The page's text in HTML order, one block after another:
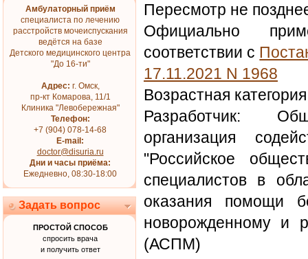
Амбулаторный приём
специалиста по лечению
расстройств мочеиспускания
ведётся на базе
Детского медицинского центра
"До 16-ти"
Адрес: г. Омск,
пр-кт Комарова, 11/1
Клиника "Левобережная"
Телефон:
+7 (904) 078-14-68
E-mail:
doctor@disuria.ru
Дни и часы приёма:
Ежедневно, 08:30-18:00
Задать вопрос
ПРОСТОЙ СПОСОБ
спросить врача
и получить ответ
Пересмотр не
Официально
соответствии с
17.11.2021 N 1968
Возрастная
Разработчик:
организация
"Российское
специалистов в
оказания помощи
новорожденному и
(АСПМ)